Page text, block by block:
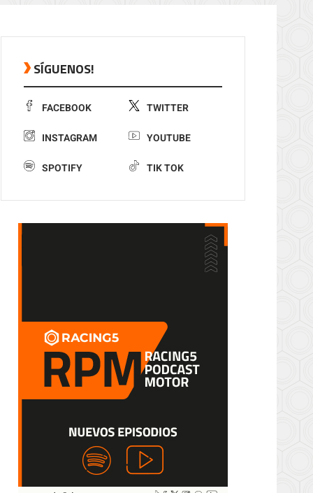
SÍGUENOS!
FACEBOOK TWITTER
INSTAGRAM YOUTUBE
SPOTIFY TIK TOK